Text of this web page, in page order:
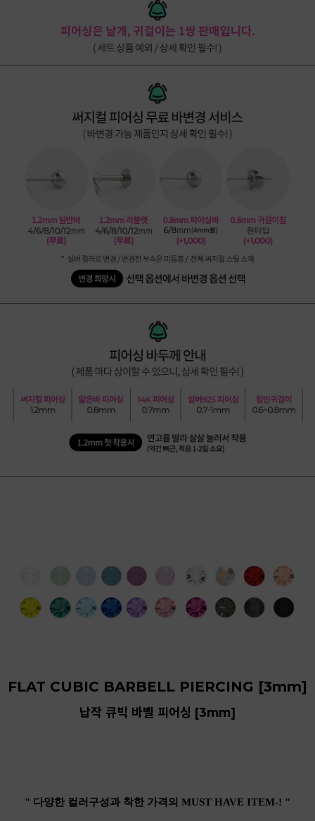
FLAT CUBIC BARBELL PIERCING [3mm]
납작 큐빅 바벨 피어싱 [3mm]
" 다양한 컬러구성과 착한 가격의 MUST HAVE ITEM-! "